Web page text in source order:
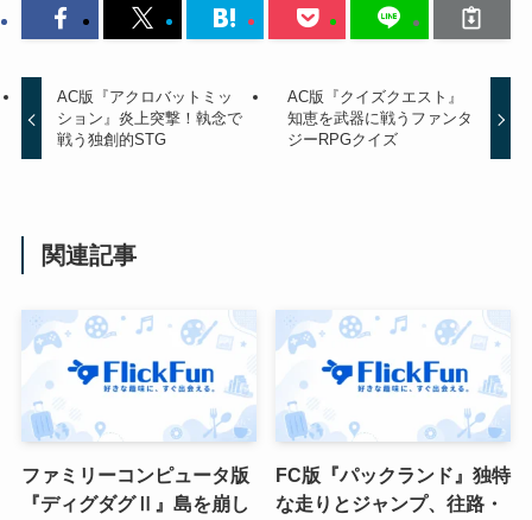
AC版『アクロバットミッ
ション』炎上突撃！執念で
戦う独創的STG
AC版『クイズクエスト』
知恵を武器に戦うファンタ
ジーRPGクイズ
関連記事
ファミリーコンピュータ版
『ディグダグⅡ』島を崩し
FC版『パックランド』独特
な走りとジャンプ、往路・